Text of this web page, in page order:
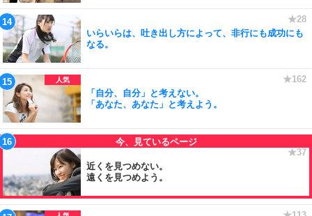
いらいらは、吐き出し方によって、非行にも成功にも
なる。
「自分、自分」と考えない。
「あなた、あなた」と考えよう。
近くを見つめない。
遠くを見つめよう。